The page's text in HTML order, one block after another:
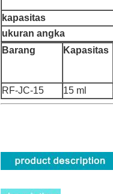
kapasitas
ukuran angka
Barang
Kapasitas
RF-JC-15 15 ml